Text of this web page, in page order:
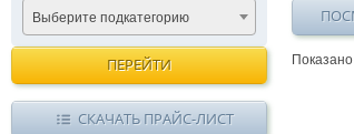
Выберите подкатегорию
ПЕРЕЙТИ
СКАЧАТЬ ПРАЙС-ЛИСТ